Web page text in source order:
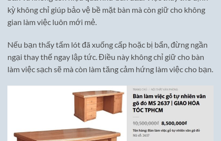
kỳ không chỉ giúp bảo vệ bề mặt bàn mà còn giữ cho không
gian làm việc luôn mới mẻ.
Nếu bạn thấy tấm lót đã xuống cấp hoặc bị bẩn, đừng ngần
ngại thay thế ngay lập tức. Điều này không chỉ giữ cho bàn
làm việc sạch sẽ mà còn làm tăng cảm hứng làm việc cho bạn.